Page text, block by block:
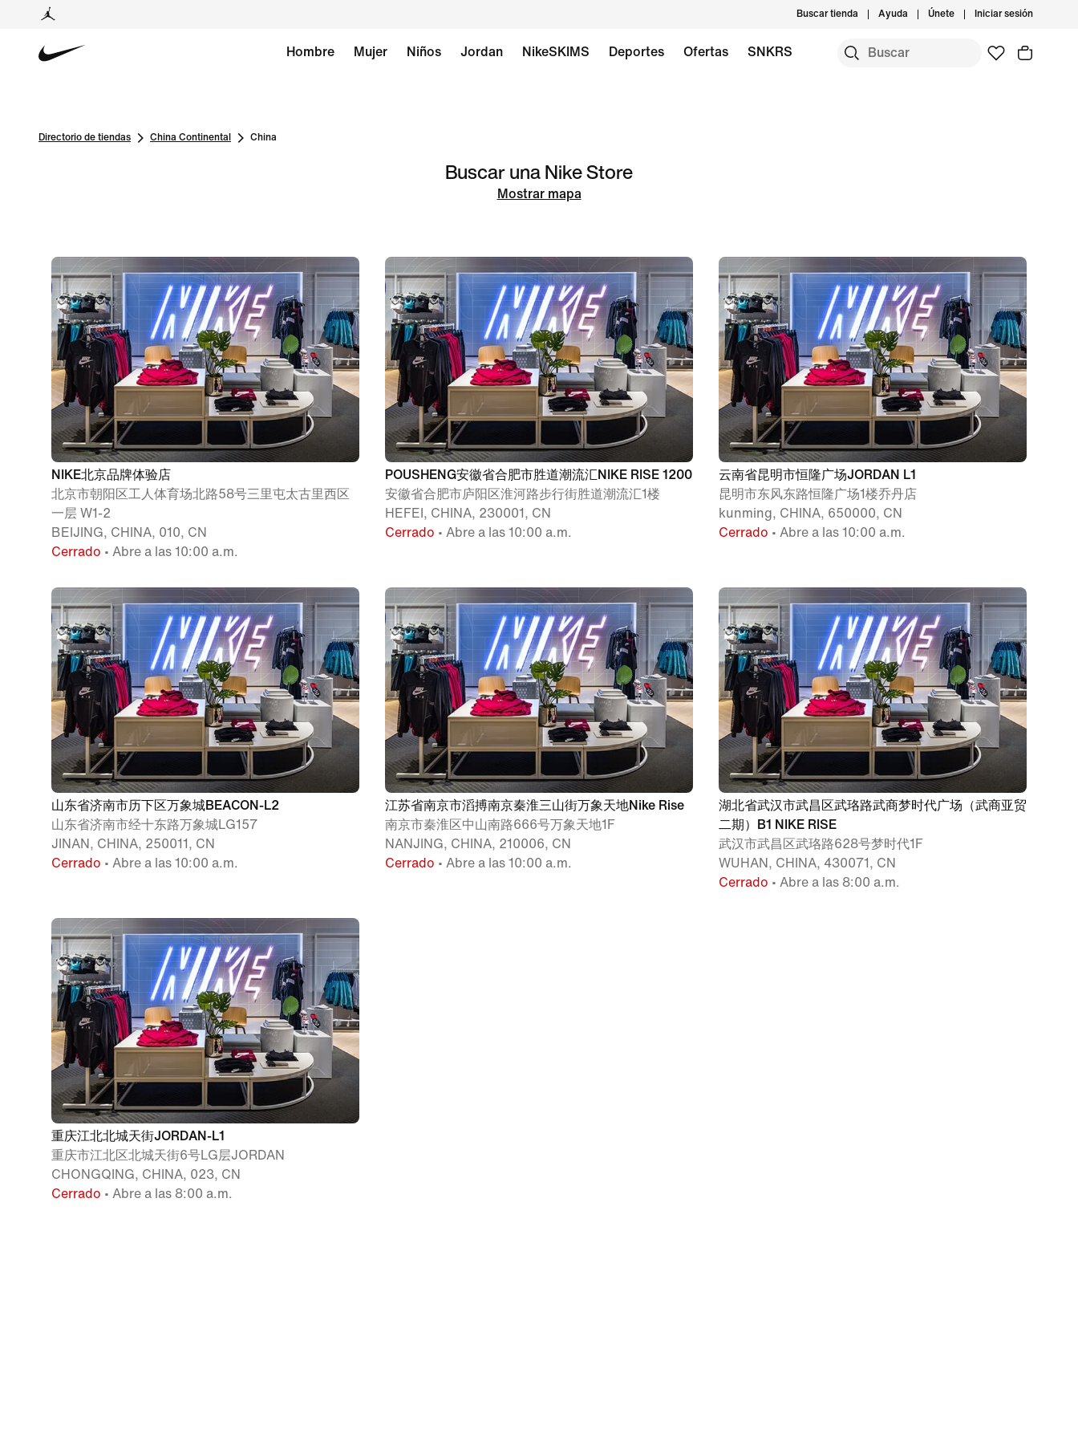
Buscar tienda Ayuda Únete Iniciar sesión
Hombre Mujer Niños Jordan NikeSKIMS Deportes Ofertas SNKRS
Directorio de tiendas China Continental China
Buscar una Nike Store
Mostrar mapa
NIKE北京品牌体验店
北京市朝阳区工人体育场北路58号三里屯太古里西区
一层 W1-2
BEIJING, CHINA, 010, CN
Cerrado • Abre a las 10:00 a.m.
POUSHENG安徽省合肥市胜道潮流汇NIKE RISE 1200
安徽省合肥市庐阳区淮河路步行街胜道潮流汇1楼
HEFEI, CHINA, 230001, CN
Cerrado • Abre a las 10:00 a.m.
云南省昆明市恒隆广场JORDAN L1
昆明市东风东路恒隆广场1楼乔丹店
kunming, CHINA, 650000, CN
Cerrado • Abre a las 10:00 a.m.
山东省济南市历下区万象城BEACON-L2
山东省济南市经十东路万象城LG157
JINAN, CHINA, 250011, CN
Cerrado • Abre a las 10:00 a.m.
江苏省南京市滔搏南京秦淮三山街万象天地Nike Rise
南京市秦淮区中山南路666号万象天地1F
NANJING, CHINA, 210006, CN
Cerrado • Abre a las 10:00 a.m.
湖北省武汉市武昌区武珞路武商梦时代广场（武商亚贸
二期）B1 NIKE RISE
武汉市武昌区武珞路628号梦时代1F
WUHAN, CHINA, 430071, CN
Cerrado • Abre a las 8:00 a.m.
重庆江北北城天街JORDAN-L1
重庆市江北区北城天街6号LG层JORDAN
CHONGQING, CHINA, 023, CN
Cerrado • Abre a las 8:00 a.m.